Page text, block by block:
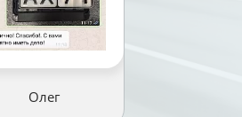
Олег